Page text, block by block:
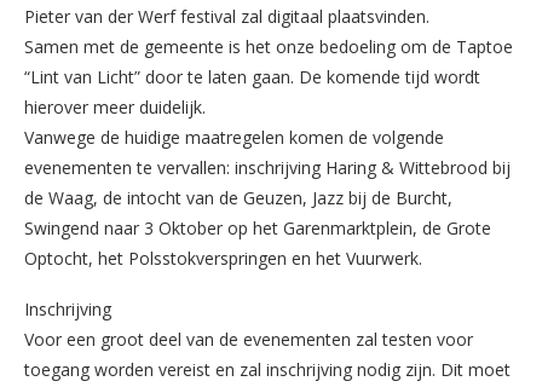
Pieter van der Werf festival zal digitaal plaatsvinden.
Samen met de gemeente is het onze bedoeling om de Taptoe
“Lint van Licht” door te laten gaan. De komende tijd wordt
hierover meer duidelijk.
Vanwege de huidige maatregelen komen de volgende
evenementen te vervallen: inschrijving Haring & Wittebrood bij
de Waag, de intocht van de Geuzen, Jazz bij de Burcht,
Swingend naar 3 Oktober op het Garenmarktplein, de Grote
Optocht, het Polsstokverspringen en het Vuurwerk.
Inschrijving
Voor een groot deel van de evenementen zal testen voor
toegang worden vereist en zal inschrijving nodig zijn. Dit moet